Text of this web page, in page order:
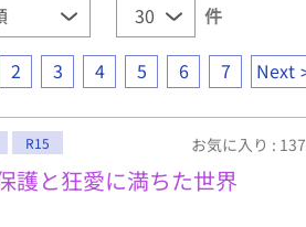
件
2 3 4 5 6 7 Next
R15 お気に入り : 137
護と狂愛に満ちた世界